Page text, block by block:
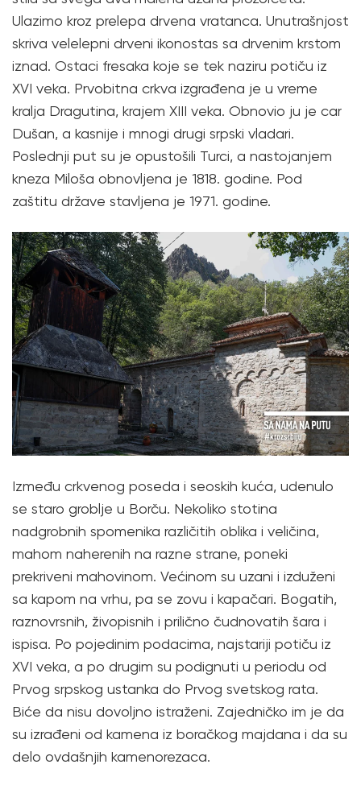
Ulazimo kroz prelepa drvena vratanca. Unutrašnjost
skriva velelepni drveni ikonostas sa drvenim krstom
iznad. Ostaci fresaka koje se tek naziru potiču iz
XVI veka. Prvobitna crkva izgrađena je u vreme
kralja Dragutina, krajem XIII veka. Obnovio ju je car
Dušan, a kasnije i mnogi drugi srpski vladari.
Poslednji put su je opustošili Turci, a nastojanjem
kneza Miloša obnovljena je 1818. godine. Pod
zaštitu države stavljena je 1971. godine.
Između crkvenog poseda i seoskih kuća, udenulo
se staro groblje u Borču. Nekoliko stotina
nadgrobnih spomenika različitih oblika i veličina,
mahom naherenih na razne strane, poneki
prekriveni mahovinom. Većinom su uzani i izduženi
sa kapom na vrhu, pa se zovu i kapačari. Bogatih,
raznovrsnih, živopisnih i prilično čudnovatih šara i
ispisa. Po pojedinim podacima, najstariji potiču iz
XVI veka, a po drugim su podignuti u periodu od
Prvog srpskog ustanka do Prvog svetskog rata.
Biće da nisu dovoljno istraženi. Zajedničko im je da
su izrađeni od kamena iz boračkog majdana i da su
delo ovdašnjih kamenorezaca.